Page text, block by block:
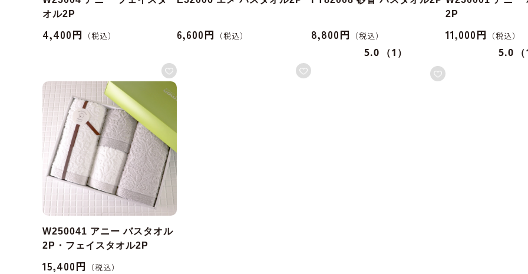
オル2P
4,400円 6,600円 8,800円
5.0 （1）
2P
11,000円
5.0
W250041 アニー バスタオル
2P・フェイスタオル2P
15,400円